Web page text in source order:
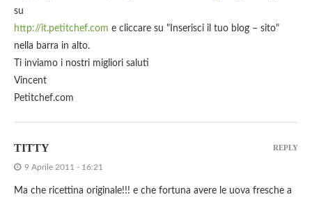
su
http://it.petitchef.com e cliccare su "Inserisci il tuo blog – sito"
nella barra in alto.
Ti inviamo i nostri migliori saluti
Vincent
Petitchef.com
TITTY
9 Aprile 2011 - 16:21
Ma che ricettina originale!!! e che fortuna avere le uova fresche a
REPLY